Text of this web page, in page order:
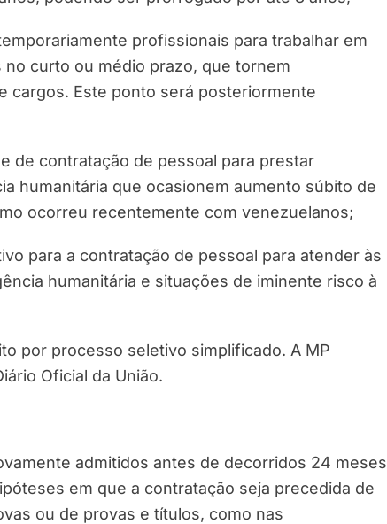
profissionais para trabalhar em
curto ou médio prazo, que tornem
cargos. Este ponto será posteriormente
de contratação de pessoal para prestar
humanitária que ocasionem aumento súbito de
ocorreu recentemente com venezuelanos;
para a contratação de pessoal para atender às
humanitária e situações de iminente risco à
por processo seletivo simplificado. A MP
Oficial da União.
admitidos antes de decorridos 24 meses
em que a contratação seja precedida de
ou de provas e títulos, como nas